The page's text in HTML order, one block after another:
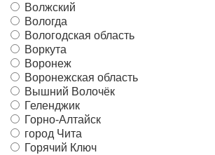
Волжский
Вологда
Вологодская область
Воркута
Воронеж
Воронежская область
Вышний Волочёк
Геленджик
Горно-Алтайск
город Чита
Горячий Ключ